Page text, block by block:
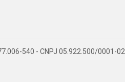
540 - CNPJ 05.922.500/0001-02